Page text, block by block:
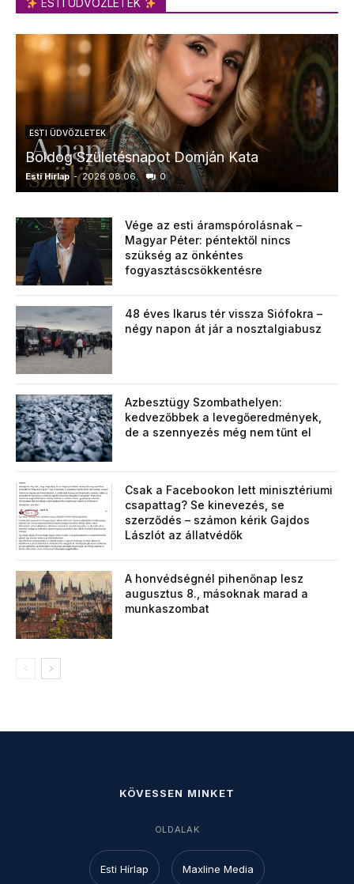
ESTI ÜDVÖZLETEK
ESTI ÜDVÖZLETEK
Boldog Születésnapot Domján Kata
Esti Hírlap - 2026.08.06. 0
Vége az esti áramspórolásnak –
Magyar Péter: péntektől nincs
szükség az önkéntes
fogyasztáscsökkentésre
48 éves Ikarus tér vissza Siófokra –
négy napon át jár a nosztalgiabusz
Azbesztügy Szombathelyen:
kedvezőbbek a levegőeredmények,
de a szennyezés még nem tűnt el
Csak a Facebookon lett minisztériumi
csapattag? Se kinevezés, se
szerződés – számon kérik Gajdos
Lászlót az állatvédők
A honvédségnél pihenőnap lesz
augusztus 8., másoknak marad a
munkaszombat
KÖVESSEN MINKET
OLDALAK
Esti Hírlap Maxline Media